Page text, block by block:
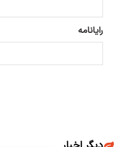
رایانامه